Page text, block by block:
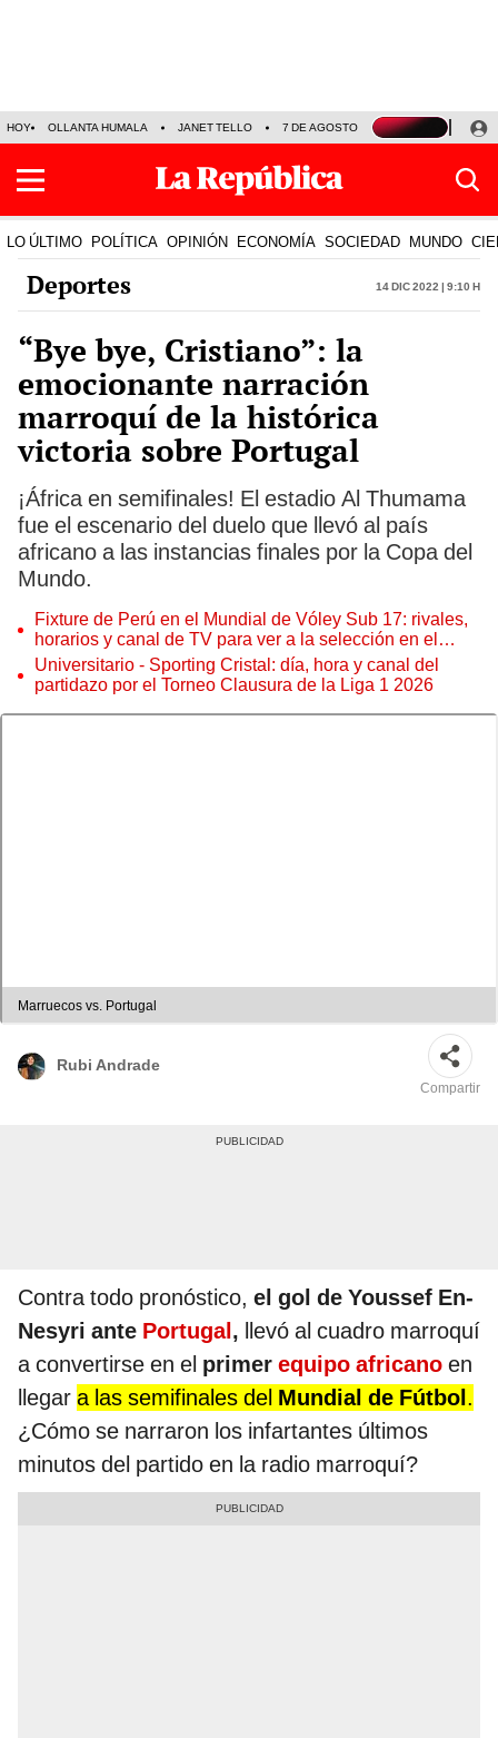
HOY OLLANTA HUMALA JANET TELLO 7 DE AGOSTO TINKA RESULTADOS
LO ÚLTIMO POLÍTICA OPINIÓN ECONOMÍA SOCIEDAD MUNDO
Deportes 14 Dic 2022 | 9:10 h
“Bye bye, Cristiano”: la
emocionante narración
marroquí de la histórica
victoria sobre Portugal
¡África en semifinales! El estadio Al Thumama
fue el escenario del duelo que llevó al país
africano a las instancias finales por la Copa del
Mundo.
Fixture de Perú en el Mundial de Vóley Sub 17: rivales,
horarios y canal de TV para ver a la selección en el
torneo
Universitario - Sporting Cristal: día, hora y canal del
partidazo por el Torneo Clausura de la Liga 1 2026
Marruecos vs. Portugal
Rubi Andrade
Compartir
Contra todo pronóstico, el gol de Youssef En-
Nesyri ante Portugal, llevó al cuadro marroquí
a convertirse en el primer equipo africano en
llegar a las semifinales del Mundial de Fútbol.
¿Cómo se narraron los infartantes últimos
minutos del partido en la radio marroquí?